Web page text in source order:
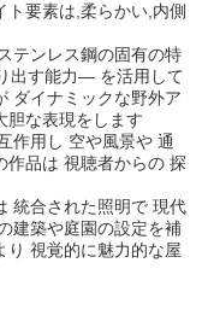
ト要素は,柔らかい,内側
テンレス鋼の固有の特
出す能力― を活用して
ダイナミックな野外ア
胆な表現をします
作用し 空や風景や 通
作品は 視聴者からの 探
統合された照明で 現代
建築や庭園の設定を補
り 視覚的に魅力的な屋